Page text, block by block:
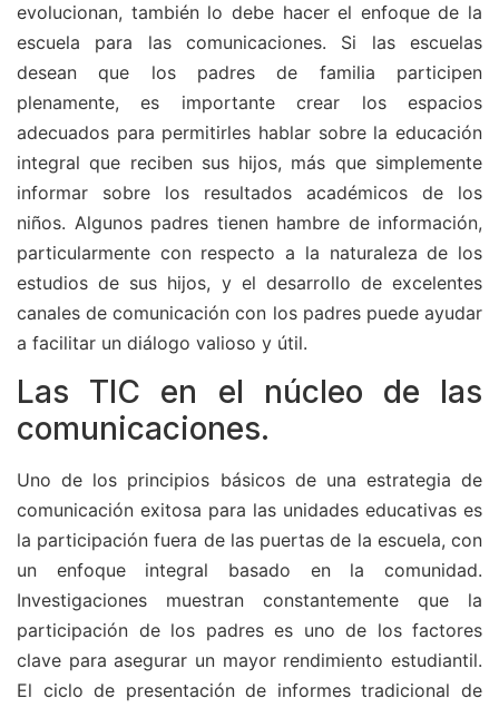
evolucionan, también lo debe hacer el enfoque de la
escuela para las comunicaciones. Si las escuelas
desean que los padres de familia participen
plenamente, es importante crear los espacios
adecuados para permitirles hablar sobre la educación
integral que reciben sus hijos, más que simplemente
informar sobre los resultados académicos de los
niños. Algunos padres tienen hambre de información,
particularmente con respecto a la naturaleza de los
estudios de sus hijos, y el desarrollo de excelentes
canales de comunicación con los padres puede ayudar
a facilitar un diálogo valioso y útil.
Las TIC en el núcleo de las
comunicaciones.
Uno de los principios básicos de una estrategia de
comunicación exitosa para las unidades educativas es
la participación fuera de las puertas de la escuela, con
un enfoque integral basado en la comunidad.
Investigaciones muestran constantemente que la
participación de los padres es uno de los factores
clave para asegurar un mayor rendimiento estudiantil.
El ciclo de presentación de informes tradicional de